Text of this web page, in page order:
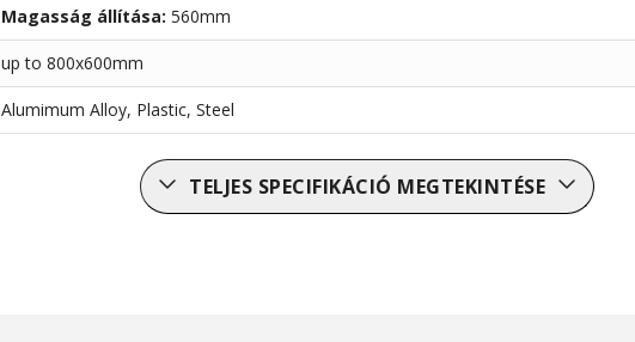
Magasság állítása: 560mm
up to 800x600mm
Alumimum Alloy, Plastic, Steel
TELJES SPECIFIKÁCIÓ MEGTEKINTÉSE